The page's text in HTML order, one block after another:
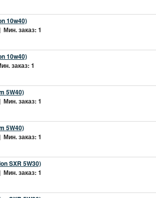
10w40)
заказ: 1
10w40)
заказ: 1
5W40)
заказ: 1
5W40)
заказ: 1
SXR 5W30)
заказ: 1